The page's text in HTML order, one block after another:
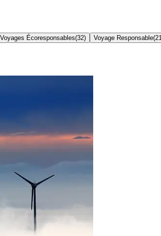
Voyages Écoresponsables(32) Voyage Responsable(21